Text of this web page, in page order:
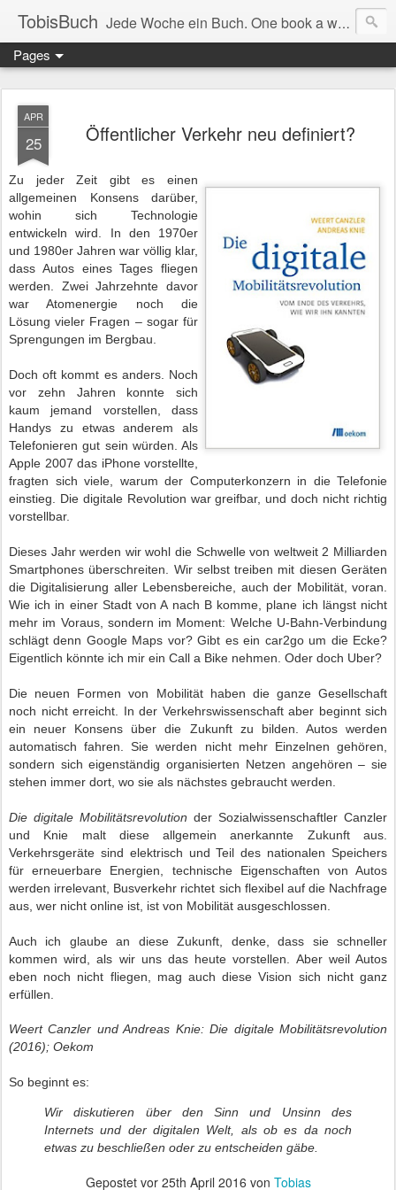
TobisBuch Jede Woche ein Buch. One book a week.
Pages
APR
25 Öffentlicher Verkehr neu definiert?
Zu jeder Zeit gibt es einen
allgemeinen Konsens darüber,
wohin sich Technologie
entwickeln wird. In den 1970er
und 1980er Jahren war völlig klar,
dass Autos eines Tages fliegen
werden. Zwei Jahrzehnte davor
war Atomenergie noch die
Lösung vieler Fragen – sogar für
Sprengungen im Bergbau.
Doch oft kommt es anders. Noch
vor zehn Jahren konnte sich
kaum jemand vorstellen, dass
Handys zu etwas anderem als
Telefonieren gut sein würden. Als
Apple 2007 das iPhone vorstellte,
fragten sich viele, warum der Computerkonzern in die Telefonie
einstieg . Die digitale Revolution war greifbar, und doch nicht richtig
vorstellbar.
Dieses Jahr werden wir wohl die Schwelle von weltweit 2 Milliarden
Smartphones überschreiten. Wir selbst treiben mit diesen Geräten
die Digitalisierung aller Lebensbereiche, auch der Mobilität, voran.
Wie ich in einer Stadt von A nach B komme, plane ich längst nicht
mehr im Voraus, sondern im Moment: Welche U-Bahn-Verbindung
schlägt denn Google Maps vor? Gibt es ein car2go um die Ecke?
Eigentlich könnte ich mir ein Call a Bike nehmen. Oder doch Uber?
Die neuen Formen von Mobilität haben die ganze Gesellschaft
noch nicht erreicht. In der Verkehrswissenschaft aber beginnt sich
ein neuer Konsens über die Zukunft zu bilden. Autos werden
automatisch fahren. Sie werden nicht mehr Einzelnen gehören,
sondern sich eigenständig organisierten Netzen angehören – sie
stehen immer dort, wo sie als nächstes gebraucht werden.
Die digitale Mobilitätsrevolution der Sozialwissenschaftler Canzler
und Knie malt diese allgemein anerkannte Zukunft aus.
Verkehrsgeräte sind elektrisch und Teil des nationalen Speichers
für erneuerbare Energien, technische Eigenschaften von Autos
werden irrelevant, Busverkehr richtet sich flexibel auf die Nachfrage
aus, wer nicht online ist, ist von Mobilität ausgeschlossen.
Auch ich glaube an diese Zukunft, denke, dass sie schneller
kommen wird, als wir uns das heute vorstellen. Aber weil Autos
eben noch nicht fliegen, mag auch diese Vision sich nicht ganz
erfüllen.
Weert Canzler und Andreas Knie: Die digitale Mobilitätsrevolution
(2016); Oekom
So beginnt es:
Wir diskutieren über den Sinn und Unsinn des
Internets und der digitalen Welt, als ob es da noch
etwas zu beschließen oder zu entscheiden gäbe.
Gepostet vor 25th April 2016 von Tobias